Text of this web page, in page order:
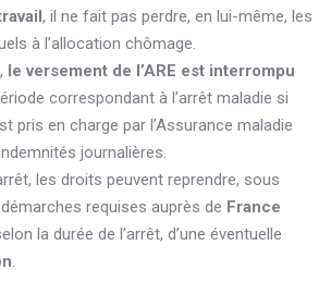
, il ne fait pas perdre, en lui-même, les
à l’allocation chômage.
le versement de l’ARE est interrompu
correspondant à l’arrêt maladie si
pris en charge par l’Assurance maladie
journalières.
les droits peuvent reprendre, sous
requises auprès de France
la durée de l’arrêt, d’une éventuelle
.